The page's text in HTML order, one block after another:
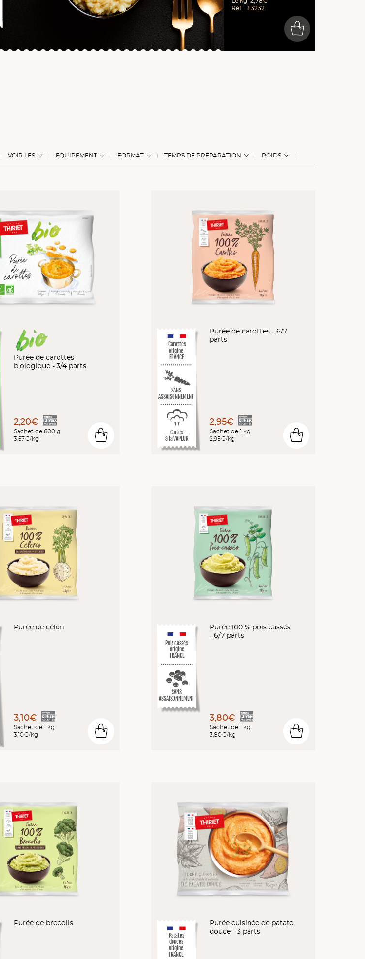
Réf. : 83232
0
VOIR LES EQUIPEMENT FORMAT TEMPS DE PRÉPARATION POIDS
Purée de carottes
biologique - 3/4 parts
2,20€
Sachet de 600 g
3,67€/kg
0
Carottes
origine
FRANCE
SANS
ASSAISONNEMENT
Cuites
à la VAPEUR
Purée de carottes - 6/7
parts
2,95€
Sachet de 1 kg
2,95€/kg
0
Purée de céleri
3,10€
Sachet de 1 kg
3,10€/kg
0
Pois cassés
origine
FRANCE
SANS
ASSAISONNEMENT
Purée 100 % pois cassés
- 6/7 parts
3,80€
Sachet de 1 kg
3,80€/kg
0
Purée de brocolis
Patates
douces
origine
FRANCE
Purée cuisinée de patate
douce - 3 parts